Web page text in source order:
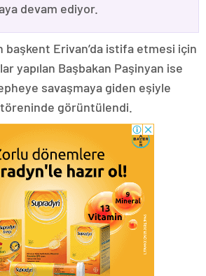
devam ediyor.
başkent Erivan’da istifa etmesi için
yapılan Başbakan Paşinyan ise
savaşmaya giden eşiyle
görüntülendi.